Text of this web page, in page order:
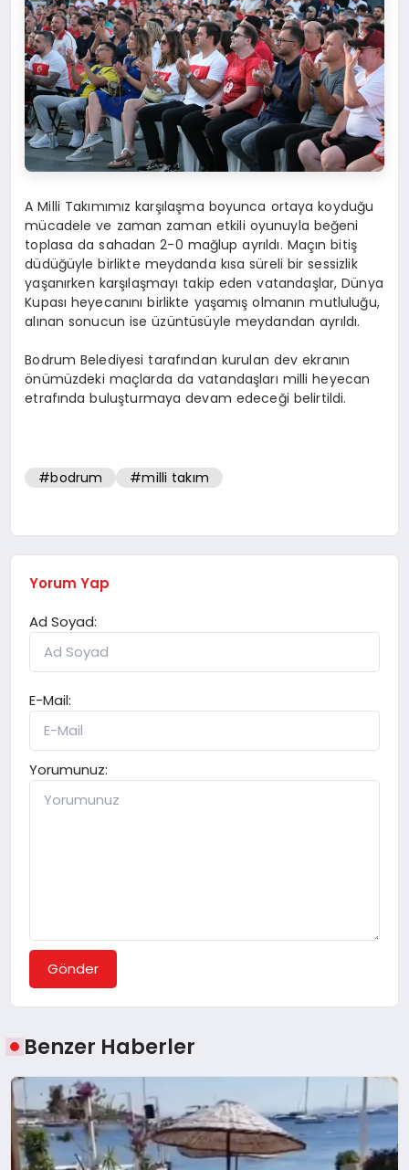
A Milli Takımımız karşılaşma boyunca ortaya koyduğu
mücadele ve zaman zaman etkili oyunuyla beğeni
toplasa da sahadan 2-0 mağlup ayrıldı. Maçın bitiş
düdüğüyle birlikte meydanda kısa süreli bir sessizlik
yaşanırken karşılaşmayı takip eden vatandaşlar, Dünya
Kupası heyecanını birlikte yaşamış olmanın mutluluğu,
alınan sonucun ise üzüntüsüyle meydandan ayrıldı.
Bodrum Belediyesi tarafından kurulan dev ekranın
önümüzdeki maçlarda da vatandaşları milli heyecan
etrafında buluşturmaya devam edeceği belirtildi.
#bodrum #milli takım
Yorum Yap
Ad Soyad:
E-Mail:
Yorumunuz:
Gönder
Benzer Haberler